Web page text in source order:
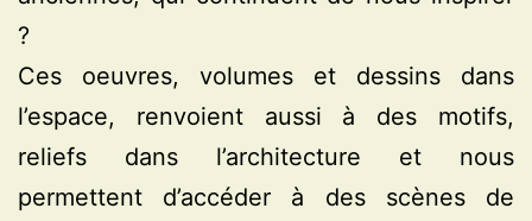
?
Ces oeuvres, volumes et dessins dans
l’espace, renvoient aussi à des motifs,
reliefs dans l’architecture et nous
permettent d’accéder à des scènes de